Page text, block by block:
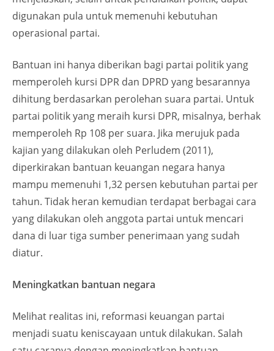
digunakan pula untuk memenuhi kebutuhan
operasional partai.
Bantuan ini hanya diberikan bagi partai politik yang
memperoleh kursi DPR dan DPRD yang besarannya
dihitung berdasarkan perolehan suara partai. Untuk
partai politik yang meraih kursi DPR, misalnya, berhak
memperoleh Rp 108 per suara. Jika merujuk pada
kajian yang dilakukan oleh Perludem (2011),
diperkirakan bantuan keuangan negara hanya
mampu memenuhi 1,32 persen kebutuhan partai per
tahun. Tidak heran kemudian terdapat berbagai cara
yang dilakukan oleh anggota partai untuk mencari
dana di luar tiga sumber penerimaan yang sudah
diatur.
Meningkatkan bantuan negara
Melihat realitas ini, reformasi keuangan partai
menjadi suatu keniscayaan untuk dilakukan. Salah